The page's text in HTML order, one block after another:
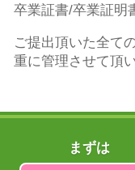
卒業証書/卒業証明
ご提出頂いた全て
重に管理させて頂
まずは